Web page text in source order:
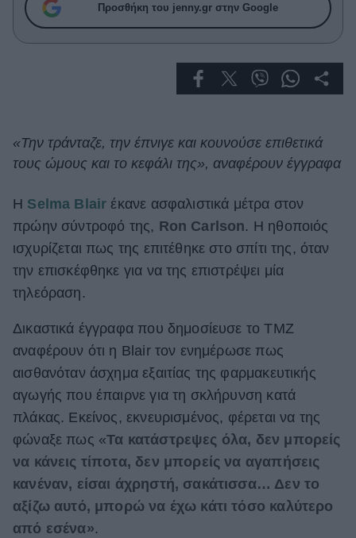
Ζώδια
Cooking
Green
Αφιερώματα
ΒΟΞ
Χωρίς Ταμπέλες
Women's Forum
Hautes Grecians
Γάμος
Προσθήκη του jenny.gr στην Google
«Την τράνταζε, την έπνιγε και κουνούσε επιθετικά
τους ώμους και το κεφάλι της», αναφέρουν έγγραφα
Η Selma Blair έκανε ασφαλιστικά μέτρα στον
πρώην σύντροφό της, Ron Carlson. Η ηθοποιός
ισχυρίζεται πως της επιτέθηκε στο σπίτι της, όταν
την επισκέφθηκε για να της επιστρέψει μία
τηλεόραση.
Δικαστικά έγγραφα που δημοσίευσε το ΤΜΖ
αναφέρουν ότι η Blair τον ενημέρωσε πως
αισθανόταν άσχημα εξαιτίας της φαρμακευτικής
αγωγής που έπαιρνε για τη σκλήρυνση κατά
πλάκας. Εκείνος, εκνευρισμένος, φέρεται να της
φώναξε πως «Τα κατάστρεψες όλα, δεν μπορείς
να κάνεις τίποτα, δεν μπορείς να αγαπήσεις
κανέναν, είσαι άχρηστή, σακάτισσα… Δεν το
αξίζω αυτό, μπορώ να έχω κάτι τόσο καλύτερο
από εσένα».